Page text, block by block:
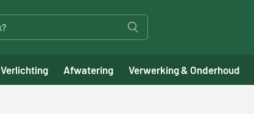
Verlichting Afwatering Verwerking & Onderhoud